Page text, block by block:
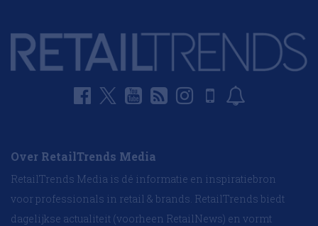
Over RetailTrends Media
RetailTrends Media is dé informatie en inspiratiebron
voor professionals in retail & brands. RetailTrends biedt
dagelijkse actualiteit (voorheen RetailNews) en vormt